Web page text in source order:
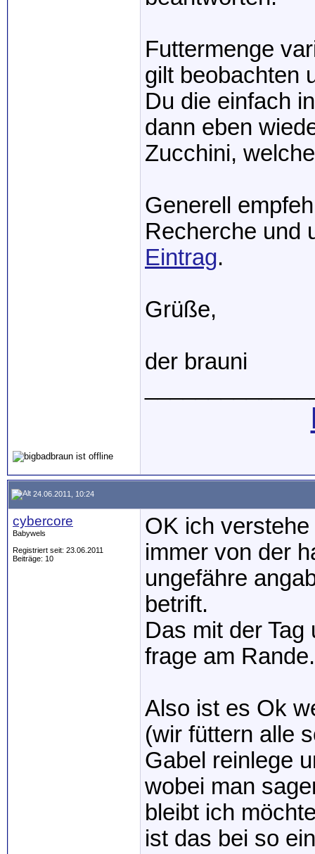
Futtermenge
gilt beobachten
Du die einfach
dann eben
Zucchini,
Generell
Recherche und
Eintrag.
Grüße,
der brauni
24.06.2011, 10:24
cybercore
Babywels
Registriert seit: 23.06.2011
Beiträge: 10
OK ich
immer von der
ungefähre
betrift.
Das mit der
frage am Rande.
Also ist es Ok
(wir füttern alle
Gabel reinlege
wobei man
bleibt ich
ist das bei so